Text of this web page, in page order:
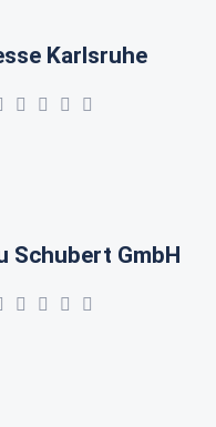
Karlsruhe
Schubert GmbH